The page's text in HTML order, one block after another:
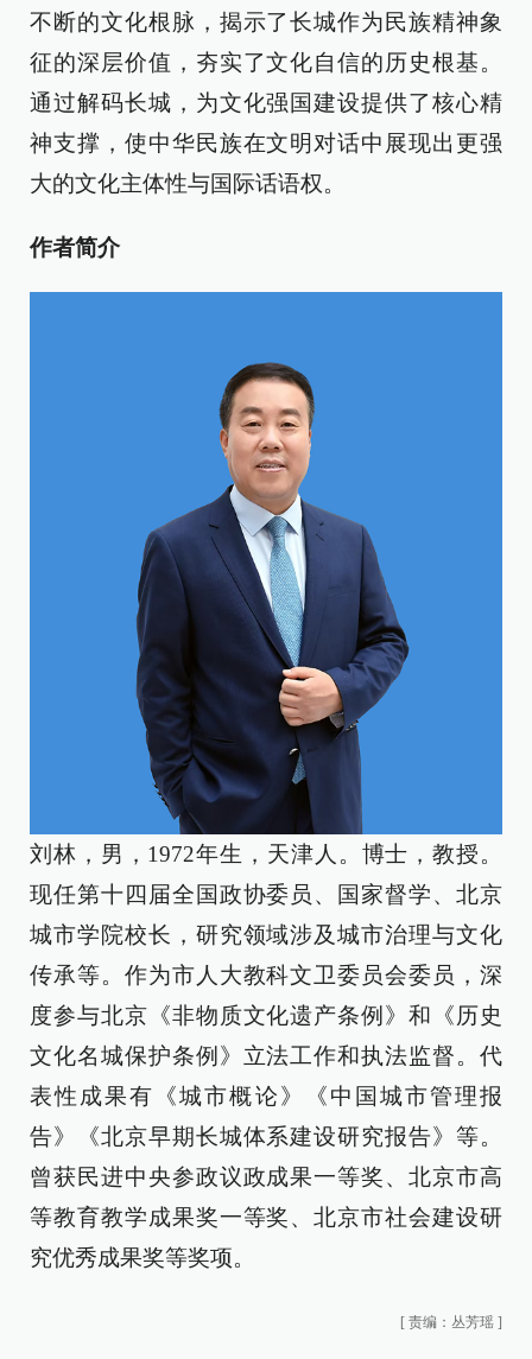
不断的文化根脉，揭示了长城作为民族精神象
征的深层价值，夯实了文化自信的历史根基。
通过解码长城，为文化强国建设提供了核心精
神支撑，使中华民族在文明对话中展现出更强
大的文化主体性与国际话语权。
作者简介
刘林，男，1972年生，天津人。博士，教授。
现任第十四届全国政协委员、国家督学、北京
城市学院校长，研究领域涉及城市治理与文化
传承等。作为市人大教科文卫委员会委员，深
度参与北京《非物质文化遗产条例》和《历史
文化名城保护条例》立法工作和执法监督。代
表性成果有《城市概论》《中国城市管理报
告》《北京早期长城体系建设研究报告》等。
曾获民进中央参政议政成果一等奖、北京市高
等教育教学成果奖一等奖、北京市社会建设研
究优秀成果奖等奖项。
[ 责编：丛芳瑶 ]